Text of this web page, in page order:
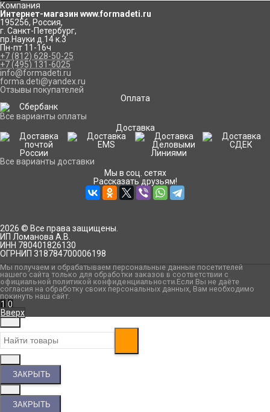
Компания
Интернет-магазин www.formadeti.ru
195256, Россия,
г. Санкт-Петербург,
пр.Науки д.14 к.3
Пн-пт 11-16ч
+7 (812) 628-50-25
+7 (495) 131-6025
info@formadeti.ru
forma.deti@yandex.ru
Отзывы покупателей
Оплата
Все варианты оплаты
Доставка
Все варианты доставки
Мы в соц. сетях
Рассказать друзьям!
2026 © Все права защищены.
ИП Ломанова А.В.
ИНН 780401826130
ОГРНИП 318784700006198
Мы получаем и обрабатываем персональные данные посетителей
нашего сайта только для обработки заказов в соответствии с
официальной политикой конфиденциальности.Если Вы не даёте
согласия на обработку своих персональных данных, Вам необходимо
покинуть наш сайт.
1 0
Вверх
ЗАКРЫТЬ
ЗАКРЫТЬ